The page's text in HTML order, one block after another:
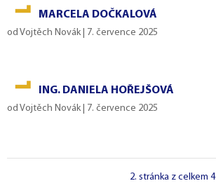
MARCELA DOČKALOVÁ
od Vojtěch Novák| 7. července 2025
ING. DANIELA HOŘEJŠOVÁ
od Vojtěch Novák| 7. července 2025
2. stránka z celkem 4